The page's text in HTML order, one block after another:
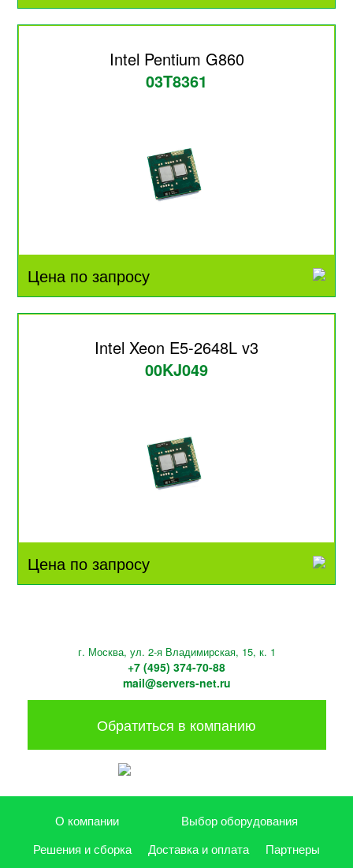
Intel Pentium G860
03T8361
Цена по запросу
Intel Xeon E5-2648L v3
00KJ049
Цена по запросу
г. Москва, ул. 2-я Владимирская, 15, к. 1
+7 (495) 374-70-88
mail@servers-net.ru
Обратиться в компанию
О компании
Выбор оборудования
Решения и сборка
Доставка и оплата
Партнеры